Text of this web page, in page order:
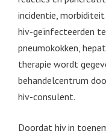
incidentie,
hiv-geïnfecteerden
pneumokokken,
therapie wordt
behandelcentrum
hiv-consulent.
Doordat hiv in